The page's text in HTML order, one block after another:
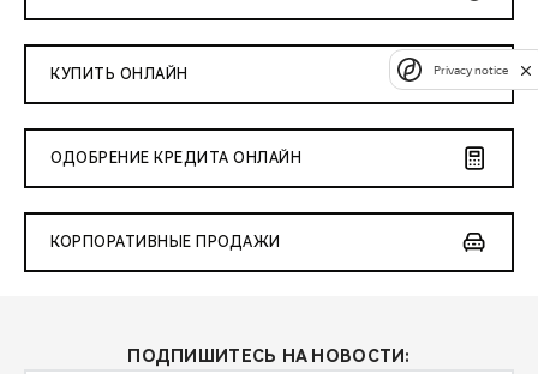
КУПИТЬ ОНЛАЙН
ОДОБРЕНИЕ КРЕДИТА ОНЛАЙН
КОРПОРАТИВНЫЕ ПРОДАЖИ
ПОДПИШИТЕСЬ НА НОВОСТИ:
Privacy notice